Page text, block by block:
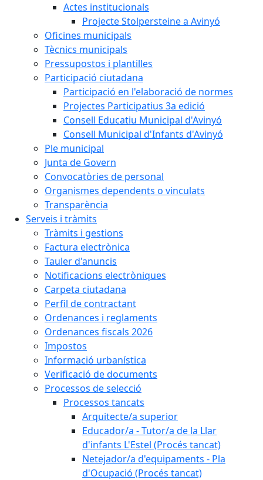
Actes institucionals
Projecte Stolpersteine a Avinyó
Oficines municipals
Tècnics municipals
Pressupostos i plantilles
Participació ciutadana
Participació en l'elaboració de normes
Projectes Participatius 3a edició
Consell Educatiu Municipal d'Avinyó
Consell Municipal d'Infants d'Avinyó
Ple municipal
Junta de Govern
Convocatòries de personal
Organismes dependents o vinculats
Transparència
Serveis i tràmits
Tràmits i gestions
Factura electrònica
Tauler d'anuncis
Notificacions electròniques
Carpeta ciutadana
Perfil de contractant
Ordenances i reglaments
Ordenances fiscals 2026
Impostos
Informació urbanística
Verificació de documents
Processos de selecció
Processos tancats
Arquitecte/a superior
Educador/a - Tutor/a de la Llar
d'infants L'Estel (Procés tancat)
Netejador/a d'equipaments - Pla
d'Ocupació (Procés tancat)